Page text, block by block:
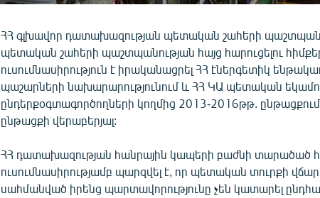
ՀՀ գլխավոր դատախազության պետական շահերի
պետական շահերի պաշտպանության հայց հարուցելու
ուսումնասիրություն է իրականացրել ՀՀ էներգետիկ
պաշարների նախարարությունում և ՀՀ ԿԱ պետական
ընդերքօգտագործողների կողմից 2013-2016թթ.
ընթացքի վերաբերյալ:
ՀՀ դատախազության հանրային կապերի բաժնի տարածած
ուսումնասիրությամբ պարզվել է, որ պետական տուրքի
սահմանված իրենց պարտավորությունը չեն կատարել